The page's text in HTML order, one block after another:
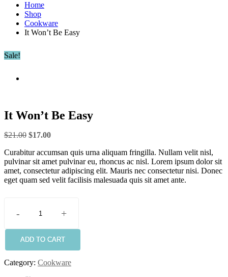
Home
Shop
Cookware
It Won’t Be Easy
Sale!
It Won’t Be Easy
$21.00 Original
was:
$21.00.
$17.00Current
is:
$17.00.
Curabitur accumsan quis urna aliquam fringilla. Nullam velit nisl,
pulvinar sit amet pulvinar eu, rhoncus ac nisl. Lorem ipsum dolor sit
amet, consectetur adipiscing elit. Mauris nec consectetur nisi. Donec
eget quam sed velit facilisis malesuada quis sit amet ante.
-
It
Be
Easy
+
ADD TO CART
Category: Cookware